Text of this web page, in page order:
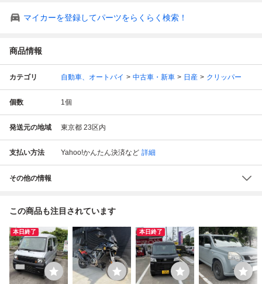
マイカーを登録してパーツをらくらく検索！
商品情報
カテゴリ 自動車、オートバイ 中古車・新車 日産 クリッパー
個数 1個
発送元の地域 東京都 23区内
支払い方法 Yahoo!かんたん決済など 詳細
その他の情報
この商品も注目されています
本日終了 本日終了